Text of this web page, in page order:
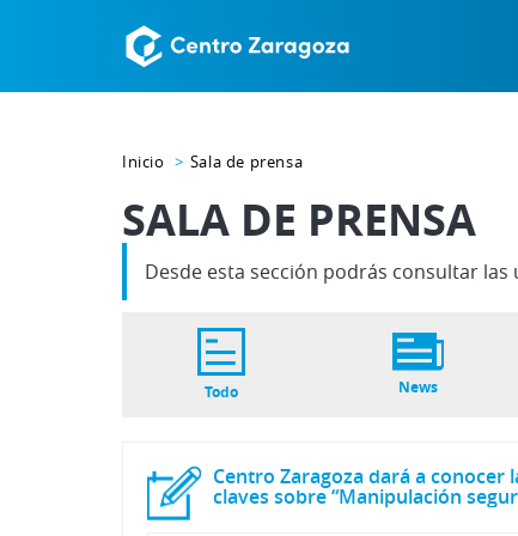
Inicio Sala de prensa
SALA DE PRENSA
Desde esta sección podrás consultar
Todo News
Centro Zaragoza dará a conocer